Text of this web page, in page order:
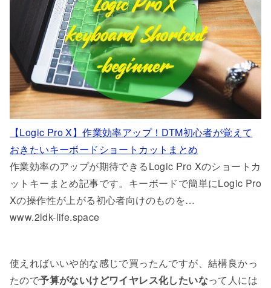
【Logic Pro X】作業効率アップ！DTM初心者が覚えて
おきたいキーボードショートカットまとめ
作業効率のアップが期待できるLogic Pro Xのショートカ
ットキーまとめ記事です。キーボードで簡単にLogic Pro
Xの操作性が上がる初心者向けのものを…
www.2ldk-life.space
使えればいいや的な感じで買ったんですが、結構良かっ
たので予算がないけどワイヤレス化したいなって人には